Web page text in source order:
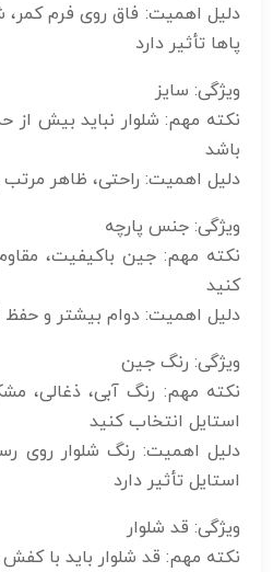
دلیل اهمیت: فاق روی فرم
پاها تأثیر دارد
ویژگی: سایز
نکته مهم: شلوار نباید بیش از
باشد
دلیل اهمیت: راحتی، ظاهر مرتب
ویژگی: جنس پارچه
نکته مهم: جین باکیفیت،
کنید
دلیل اهمیت: دوام بیشتر و
ویژگی: رنگ جین
نکته مهم: رنگ آبی، ذغالی،
استایل انتخاب کنید
دلیل اهمیت: رنگ شلوار روی
استایل تأثیر دارد
ویژگی: قد شلوار
نکته مهم: قد شلوار باید با